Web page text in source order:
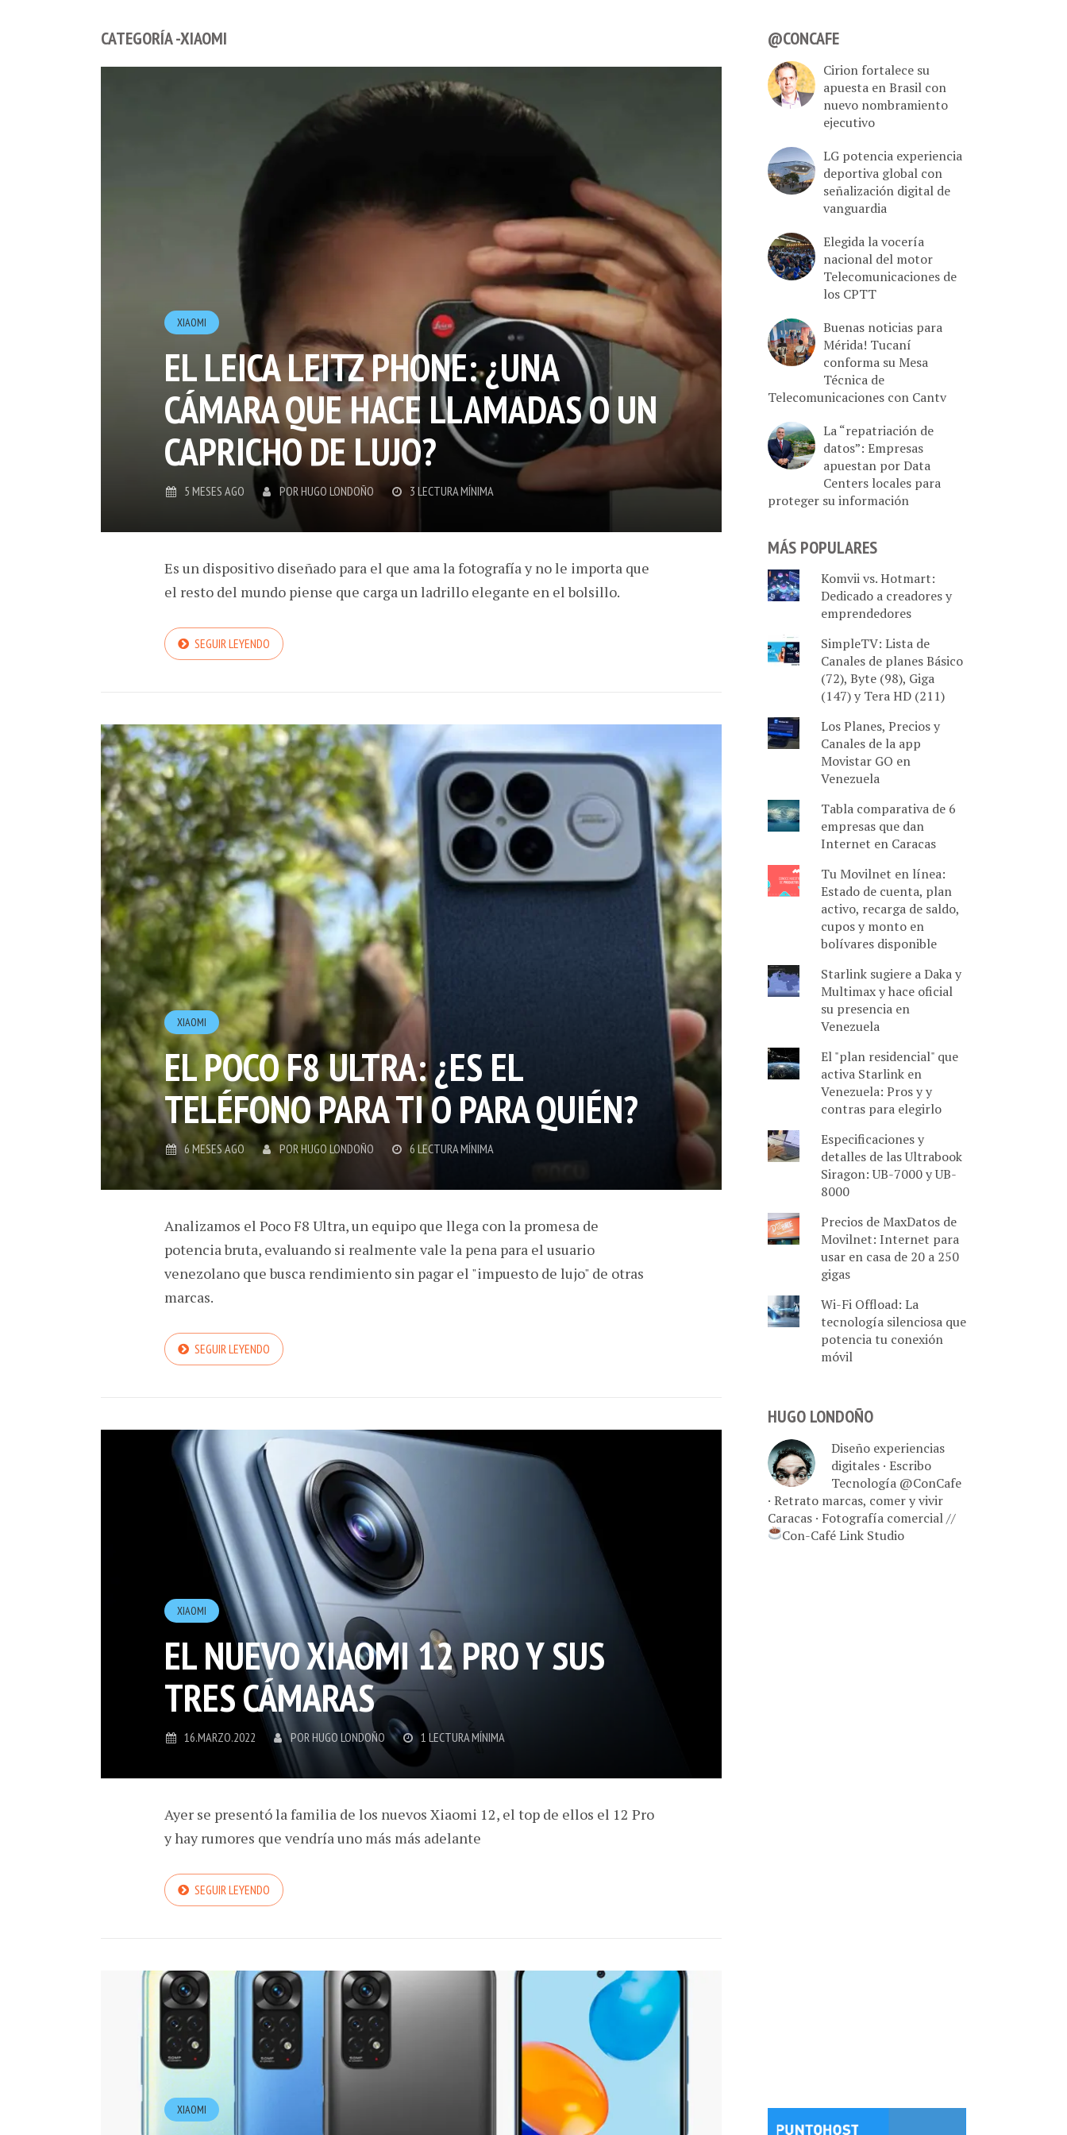
CATEGORÍA -XIAOMI
XIAOMI
EL LEICA LEITZ PHONE: ¿UNA
CÁMARA QUE HACE LLAMADAS O UN
CAPRICHO DE LUJO?
5 MESES AGO POR HUGO LONDOÑO 3 LECTURA MÍNIMA
Es un dispositivo diseñado para el que ama la fotografía y no le importa que
el resto del mundo piense que carga un ladrillo elegante en el bolsillo.
SEGUIR LEYENDO
XIAOMI
EL POCO F8 ULTRA: ¿ES EL
TELÉFONO PARA TI O PARA QUIÉN?
6 MESES AGO POR HUGO LONDOÑO 6 LECTURA MÍNIMA
Analizamos el Poco F8 Ultra, un equipo que llega con la promesa de
potencia bruta, evaluando si realmente vale la pena para el usuario
venezolano que busca rendimiento sin pagar el "impuesto de lujo" de otras
marcas.
SEGUIR LEYENDO
XIAOMI
EL NUEVO XIAOMI 12 PRO Y SUS
TRES CÁMARAS
16.MARZO.2022 PORHUGO LONDOÑO 1 LECTURA MÍNIMA
Ayer se presentó la familia de los nuevos Xiaomi 12, el top de ellos el 12 Pro
y hay rumores que vendría uno más más adelante
SEGUIR LEYENDO
XIAOMI
@CONCAFE
Cirion fortalece su
apuesta en Brasil con
nuevo nombramiento
ejecutivo
LG potencia experiencia
deportiva global con
señalización digital de
vanguardia
Elegida la vocería
nacional del motor
Telecomunicaciones de
los CPTT
Buenas noticias para
Mérida! Tucaní
conforma su Mesa
Técnica de
Telecomunicaciones con Cantv
La “repatriación de
datos”: Empresas
apuestan por Data
Centers locales para
proteger su información
MÁS POPULARES
Komvii vs. Hotmart:
Dedicado a creadores y
emprendedores
SimpleTV: Lista de
Canales de planes Básico
(72), Byte (98), Giga
(147) y Tera HD (211)
Los Planes, Precios y
Canales de la app
Movistar GO en
Venezuela
Tabla comparativa de 6
empresas que dan
Internet en Caracas
Tu Movilnet en línea:
Estado de cuenta, plan
activo, recarga de saldo,
cupos y monto en
bolívares disponible
Starlink sugiere a Daka y
Multimax y hace oficial
su presencia en
Venezuela
El "plan residencial" que
activa Starlink en
Venezuela: Pros y y
contras para elegirlo
Especificaciones y
detalles de las Ultrabook
Siragon: UB-7000 y UB-
8000
Precios de MaxDatos de
Movilnet: Internet para
usar en casa de 20 a 250
gigas
Wi-Fi Offload: La
tecnología silenciosa que
potencia tu conexión
móvil
HUGO LONDOÑO
Diseño experiencias
digitales · Escribo
Tecnología @ConCafe
· Retrato marcas, comer y vivir
Caracas · Fotografía comercial //
Con-Café Link Studio